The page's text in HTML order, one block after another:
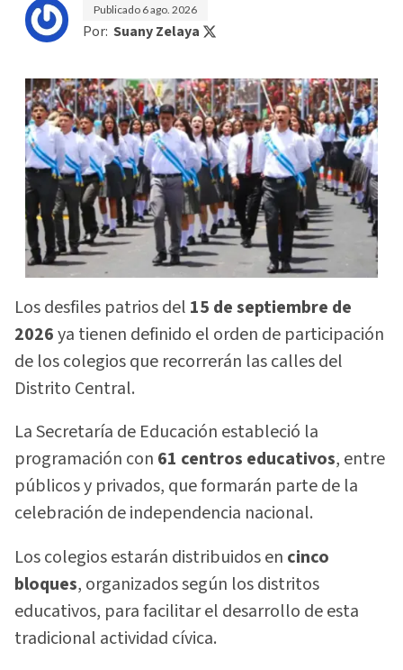
Publicado 6 ago. 2026
Por: Suany Zelaya
Los desfiles patrios del 15 de septiembre de
2026ya tienen definido el orden de participación
de los colegios que recorrerán las calles del
Distrito Central.
La Secretaría de Educación estableció la
programación con 61 centros educativos, entre
públicos y privados, que formarán parte de la
celebración de independencia nacional.
Los colegios estarán distribuidos en cinco
bloques, organizados según los distritos
educativos, para facilitar el desarrollo de esta
tradicional actividad cívica.